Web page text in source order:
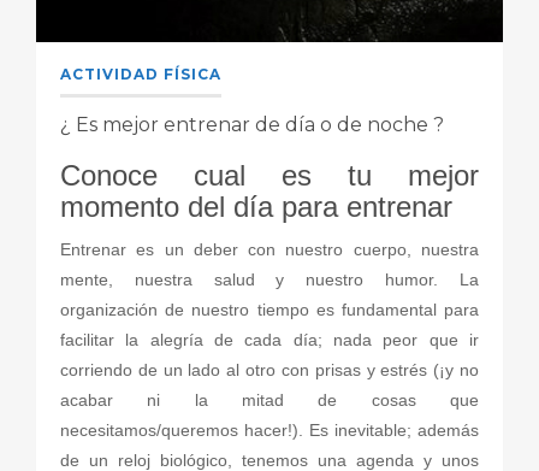
ACTIVIDAD FÍSICA
¿ Es mejor entrenar de día o de noche ?
Conoce cual es tu mejor
momento del día para entrenar
Entrenar es un deber con nuestro cuerpo, nuestra
mente, nuestra salud y nuestro humor. La
organización de nuestro tiempo es fundamental para
facilitar la alegría de cada día; nada peor que ir
corriendo de un lado al otro con prisas y estrés (¡y no
acabar ni la mitad de cosas que
necesitamos/queremos hacer!). Es inevitable; además
de un reloj biológico, tenemos una agenda y unos